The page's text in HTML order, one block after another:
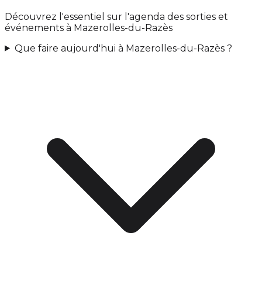
Découvrez l'essentiel sur l'agenda des sorties et
événements à Mazerolles-du-Razès
Que faire aujourd'hui à Mazerolles-du-Razès ?